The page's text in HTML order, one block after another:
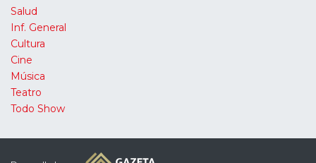
Salud
Inf. General
Cultura
Cine
Música
Teatro
Todo Show